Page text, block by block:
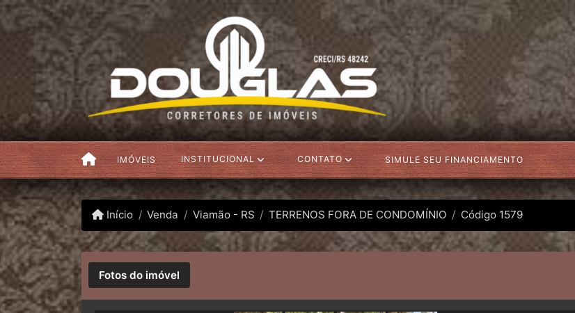
IMÓVEIS INSTITUCIONAL CONTATO SIMULE SEU FINANCIAMENTO
Início Venda Viamão - RS TERRENOS FORA DE CONDOMÍNIO Código 1579
Fotos do imóvel